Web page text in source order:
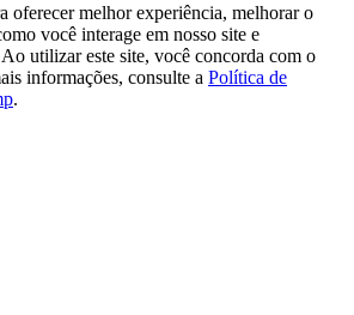
oferecer melhor experiência, melhorar o
você interage em nosso site e
utilizar este site, você concorda com o
informações, consulte a Política de
.